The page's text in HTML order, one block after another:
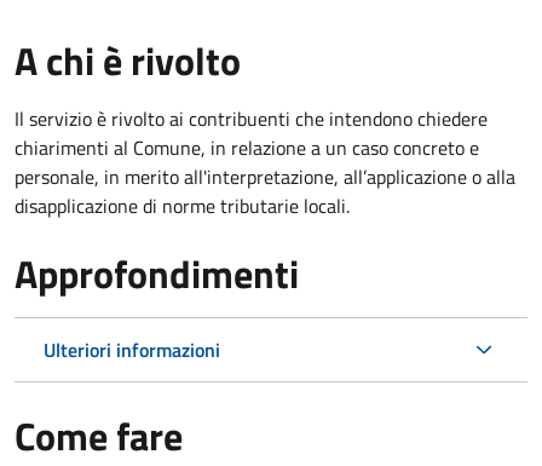
A chi è rivolto
Il servizio è rivolto ai contribuenti che intendono chiedere
chiarimenti al Comune, in relazione a un caso concreto e
personale, in merito all'interpretazione, all’applicazione o alla
disapplicazione di norme tributarie locali.
Approfondimenti
Ulteriori informazioni
Come fare